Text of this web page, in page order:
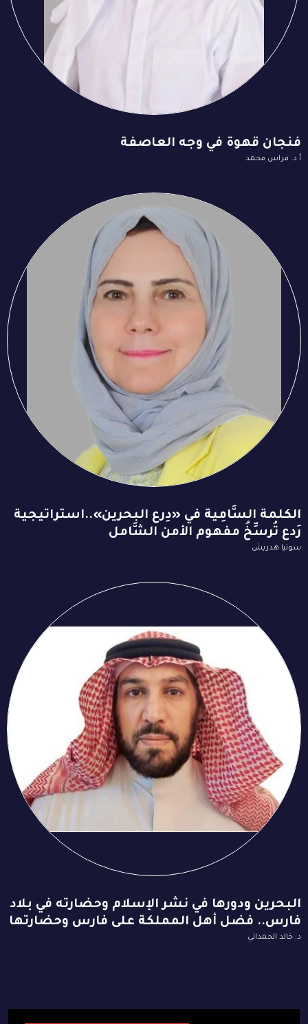
فنجان قهوة في وجه العاصفة
أ.د. فراس محمد
الكلمة السَّامِية في «دِرع البحرين»..استراتيجية
رَدع تُرسِّخُ مفهوم الأمن الشَّامل
سونيا هدريش
البحرين ودورها في نشر الإسلام وحضارته في بلاد
فارس.. فضل أهل المملكة على فارس وحضارتها
د. خالد الحمداني